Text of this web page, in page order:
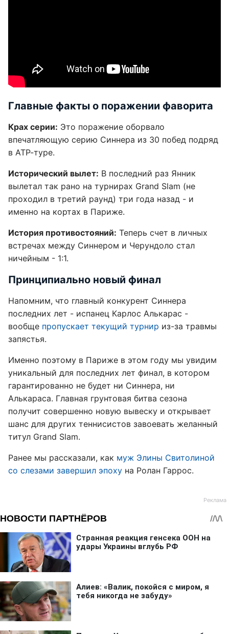
Главные факты о поражении фаворита
Крах серии: Это поражение оборвало
впечатляющую серию Синнера из 30 побед подряд
в АТР-туре.
Исторический вылет: В последний раз Янник
вылетал так рано на турнирах Grand Slam (не
проходил в третий раунд) три года назад - и
именно на кортах в Париже.
История противостояний: Теперь счет в личных
встречах между Синнером и Черундоло стал
ничейным - 1:1.
Принципиально новый финал
Напомним, что главный конкурент Синнера
последних лет - испанец Карлос Алькарас -
вообще пропускает текущий турнир из-за травмы
запястья.
Именно поэтому в Париже в этом году мы увидим
уникальный для последних лет финал, в котором
гарантированно не будет ни Синнера, ни
Алькараса. Главная грунтовая битва сезона
получит совершенно новую вывеску и открывает
шанс для других теннисистов завоевать желанный
титул Grand Slam.
Ранее мы рассказали, как муж Элины Свитолиной
со слезами завершил эпоху на Ролан Гаррос.